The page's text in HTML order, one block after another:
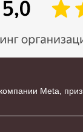
Meta,